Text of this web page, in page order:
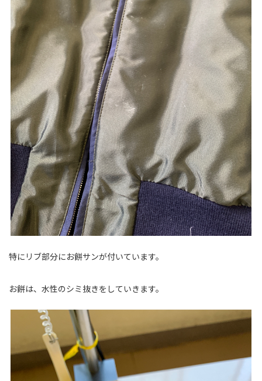
特にリブ部分にお餅サンが付いています。
お餅は、水性のシミ抜きをしていきます。